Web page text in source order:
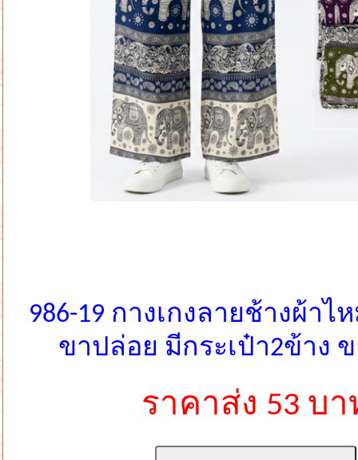
986-19 กางเกงลายช้างผ้าไ
ขาปล่อย มีกระเป๋า2ข้าง
ราคาส่ง 53 บา